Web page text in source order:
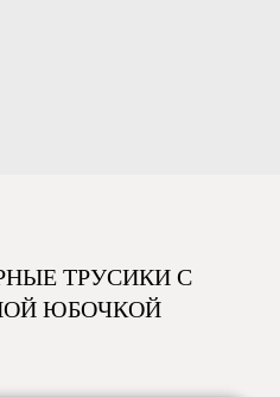
ТРУСИКИ С
ЮБОЧКОЙ